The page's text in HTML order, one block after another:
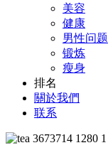
美容
健康
男性问题
锻炼
瘦身
排名
關於我們
联系